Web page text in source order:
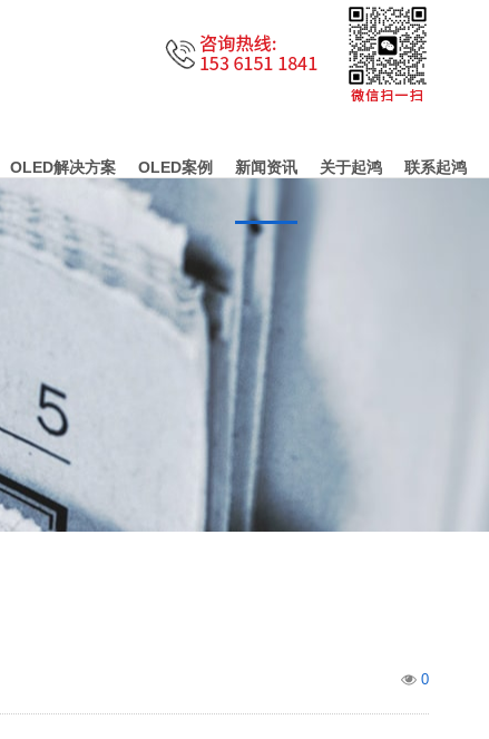
OLED解决方案 OLED案例 新闻资讯 关于起鸿 联系起鸿
0